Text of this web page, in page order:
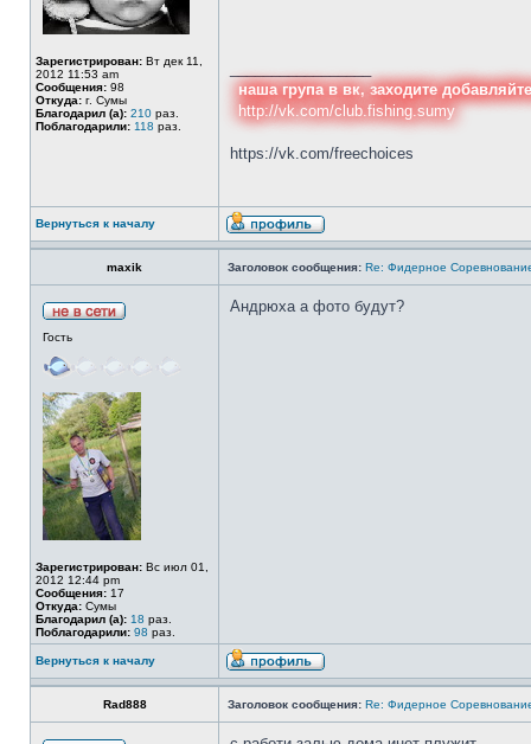
Зарегистрирован: Вт дек 11,
2012 11:53 am
Сообщения: 98
Откуда: г. Сумы
Благодарил (а): 210 раз.
Поблагодарили: 118 раз.
наша група в вк, заходите
http://vk.com/club.fishing.sumy
https://vk.com/freechoices
Вернуться к началу
maxik Заголовок сообщения: Re: Фидерное
Гость
Зарегистрирован: Вс июл 01,
2012 12:44 pm
Сообщения: 17
Откуда: Сумы
Благодарил (а): 18 раз.
Поблагодарили: 98 раз.
Андрюха а фото будут?
Вернуться к началу
Rad888 Заголовок сообщения: Re: Фидерное